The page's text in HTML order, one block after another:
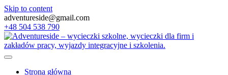
Skip to content
adventureside@gmail.com
+48 504 538 790
Strona główna